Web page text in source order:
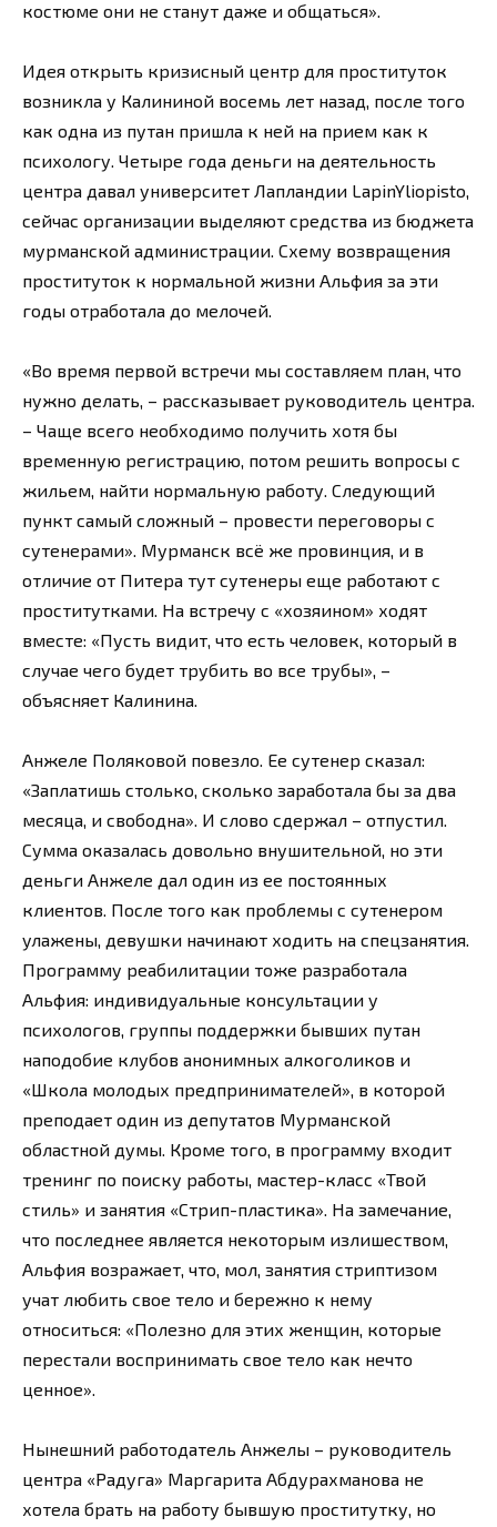
костюме они не станут даже и общаться».
Идея открыть кризисный центр для проституток
возникла у Калининой восемь лет назад, после того
как одна из путан пришла к ней на прием как к
психологу. Четыре года деньги на деятельность
центра давал университет Лапландии LapinYliopisto,
сейчас организации выделяют средства из бюджета
мурманской администрации. Схему возвращения
проституток к нормальной жизни Альфия за эти
годы отработала до мелочей.
«Во время первой встречи мы составляем план, что
нужно делать, – рассказывает руководитель центра.
– Чаще всего необходимо получить хотя бы
временную регистрацию, потом решить вопросы с
жильем, найти нормальную работу. Следующий
пункт самый сложный – провести переговоры с
сутенерами». Мурманск всё же провинция, и в
отличие от Питера тут сутенеры еще работают с
проститутками. На встречу с «хозяином» ходят
вместе: «Пусть видит, что есть человек, который в
случае чего будет трубить во все трубы», –
объясняет Калинина.
Анжеле Поляковой повезло. Ее сутенер сказал:
«Заплатишь столько, сколько заработала бы за два
месяца, и свободна». И слово сдержал – отпустил.
Сумма оказалась довольно внушительной, но эти
деньги Анжеле дал один из ее постоянных
клиентов. После того как проблемы с сутенером
улажены, девушки начинают ходить на спецзанятия.
Программу реабилитации тоже разработала
Альфия: индивидуальные консультации у
психологов, группы поддержки бывших путан
наподобие клубов анонимных алкоголиков и
«Школа молодых предпринимателей», в которой
преподает один из депутатов Мурманской
областной думы. Кроме того, в программу входит
тренинг по поиску работы, мастер-класс «Твой
стиль» и занятия «Стрип-пластика». На замечание,
что последнее является некоторым излишеством,
Альфия возражает, что, мол, занятия стриптизом
учат любить свое тело и бережно к нему
относиться: «Полезно для этих женщин, которые
перестали воспринимать свое тело как нечто
ценное».
Нынешний работодатель Анжелы – руководитель
центра «Радуга» Маргарита Абдурахманова не
хотела брать на работу бывшую проститутку, но